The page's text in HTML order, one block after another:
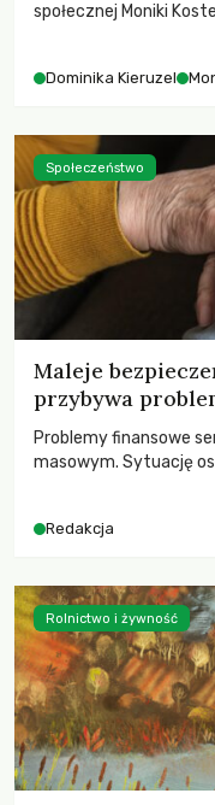
społecznej Moniki
Dominika Kieruzel
Maleje
przybywa
Problemy finansowe
masowym. Sytuację
Redakcja
Społeczeństwo
Rolnictwo i żywność